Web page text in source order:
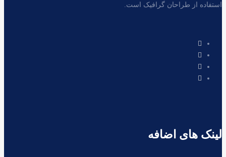
استفاده از طراحان گرافیک است.
لینک های اضافه